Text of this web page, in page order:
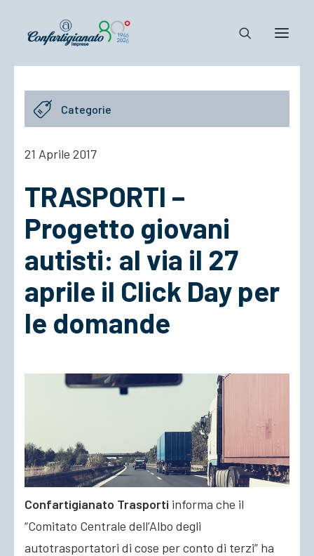
Notizie e Documenti
Confartigianato
Cosa Facciamo
Categorie
21 Aprile 2017
TRASPORTI –
Progetto giovani
autisti: al via il 27
aprile il Click Day per
le domande
Confartigianato Trasporti informa che il
“Comitato Centrale dell’Albo degli
autotrasportatori di cose per conto di terzi” ha